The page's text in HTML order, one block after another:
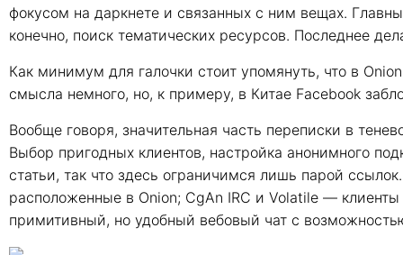
фокусом на даркнете и связанных с ним вещах.
конечно, поиск тематических ресурсов. Последнее
Как минимум для галочки стоит упомянуть, что в
смысла немного, но, к примеру, в Китае Facebook
Вообще говоря, значительная часть переписки в
Выбор пригодных клиентов, настройка анонимного
статьи, так что здесь ограничимся лишь парой
расположенные в Onion; CgAn IRC и Volatile —
примитивный, но удобный вебовый чат с